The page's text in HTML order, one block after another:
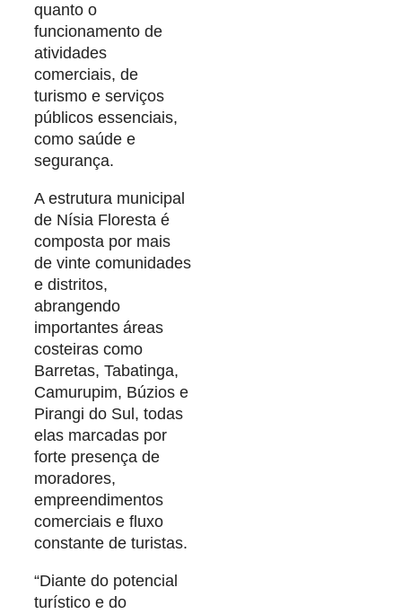
quanto o
funcionamento de
atividades
comerciais, de
turismo e serviços
públicos essenciais,
como saúde e
segurança.
A estrutura municipal
de Nísia Floresta é
composta por mais
de vinte comunidades
e distritos,
abrangendo
importantes áreas
costeiras como
Barretas, Tabatinga,
Camurupim, Búzios e
Pirangi do Sul, todas
elas marcadas por
forte presença de
moradores,
empreendimentos
comerciais e fluxo
constante de turistas.
“Diante do potencial
turístico e do